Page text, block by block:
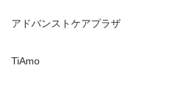
アドバンストケアプラザ
TiAmo